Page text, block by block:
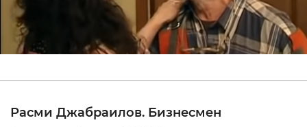
Расми Джабраилов. Бизнесмен